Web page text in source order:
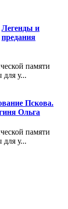
Легенды и
предания
памяти
для у...
Пскова.
Ольга
памяти
для у...